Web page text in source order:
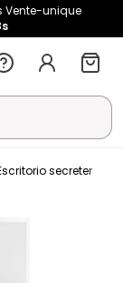
unique
secreter